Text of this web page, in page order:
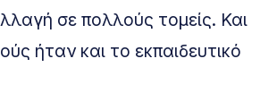
σε πολλούς τομείς. Και
ήταν και το εκπαιδευτικό